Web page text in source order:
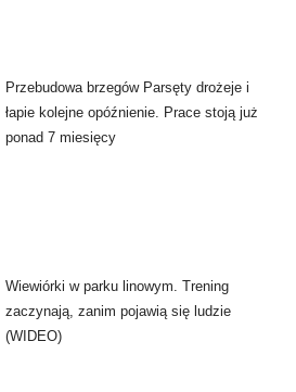
Przebudowa brzegów Parsęty drożeje i
łapie kolejne opóźnienie. Prace stoją już
ponad 7 miesięcy
Wiewiórki w parku linowym. Trening
zaczynają, zanim pojawią się ludzie
(WIDEO)